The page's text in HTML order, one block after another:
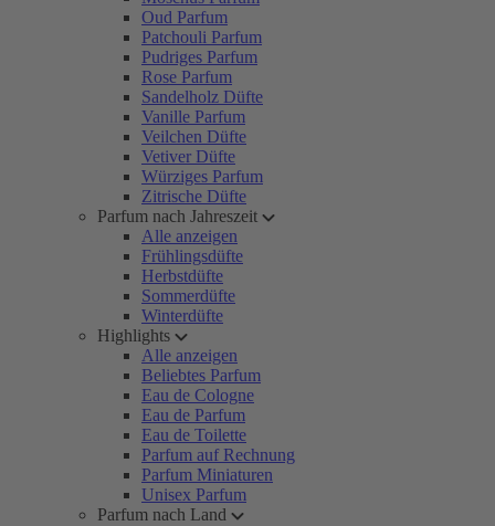
Oud Parfum
Patchouli Parfum
Pudriges Parfum
Rose Parfum
Sandelholz Düfte
Vanille Parfum
Veilchen Düfte
Vetiver Düfte
Würziges Parfum
Zitrische Düfte
Parfum nach Jahreszeit
Alle anzeigen
Frühlingsdüfte
Herbstdüfte
Sommerdüfte
Winterdüfte
Highlights
Alle anzeigen
Beliebtes Parfum
Eau de Cologne
Eau de Parfum
Eau de Toilette
Parfum auf Rechnung
Parfum Miniaturen
Unisex Parfum
Parfum nach Land